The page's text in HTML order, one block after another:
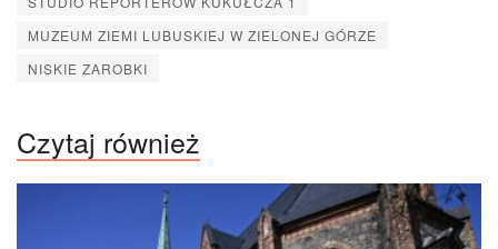
MUZEUM ZIEMI LUBUSKIEJ W ZIELONEJ GÓRZE
NISKIE ZAROBKI
Czytaj również